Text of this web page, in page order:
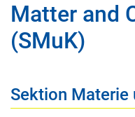
Matter and
(SMuK)
Sektion Materie